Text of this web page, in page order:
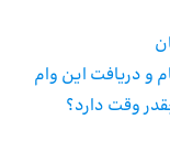
و دریافت این وام
وقت دارد؟